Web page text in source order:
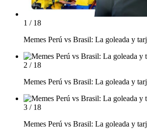
1 / 18
Memes Perú vs Brasil: La goleada y
2 / 18
Memes Perú vs Brasil: La goleada y
3 / 18
Memes Perú vs Brasil: La goleada y